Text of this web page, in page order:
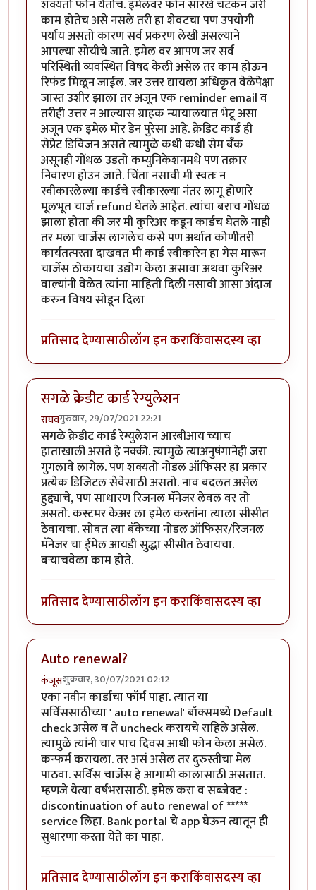
शक्यतो फोन येतोच. इमेलवर फोन सारखे चटकन जरी
काम होतेच असे नसले तरी हा शेवटचा पण उपयोगी
पर्याय असतो कारण सर्व प्रकरण लेखी असल्याने
आपल्या सोयीचे जाते. इमेल वर आपण जर सर्व
परिस्थिती व्यवस्थित विषद केली असेल तर काम होऊन
रिफंड मिळून जाईल. जर उत्तर द्यायला अधिकृत वेळेपेक्षा
जास्त उशीर झाला तर अजून एक reminder email व
तरीही उत्तर न आल्यास ग्राहक न्यायालयात भेटू असा
अजून एक इमेल मोर डेन पुरेसा आहे. क्रेडिट कार्ड ही
सेप्रेट डिविजन असते त्यामुळे कधी कधी सेम बँक
असूनही गोंधळ उडतो कम्युनिकेशनमधे पण तक्रार
निवारण होउन जाते. चिंता नसावी मी स्वतः न
स्वीकारलेल्या कार्डचे स्वीकारल्या नंतर लागू होणारे
मूलभूत चार्ज refund घेतले आहेत. त्यांचा बराच गोंधळ
झाला होता की जर मी कुरिअर कडून कार्डच घेतले नाही
तर मला चार्जेस लागलेच कसे पण अर्थात कोणीतरी
कार्यतत्परता दाखवत मी कार्ड स्वीकारेन हा गेस मारून
चार्जेस ठोकायचा उद्योग केला असावा अथवा कुरिअर
वाल्यांनी वेळेत त्यांना माहिती दिली नसावी आसा अंदाज
करुन विषय सोडून दिला
प्रतिसाद देण्यासाठीलॉग इन कराकिंवासदस्य व्हा
सगळे क्रेडीट कार्ड रेग्युलेशन
राघवगुरुवार, 29/07/2021 22:21
सगळे क्रेडीट कार्ड रेग्युलेशन आरबीआय च्याच
हाताखाली असते हे नक्की. त्यामुळे त्याअनुषंगानेही जरा
गुगलावे लागेल. पण शक्यतो नोडल ऑफिसर हा प्रकार
प्रत्येक डिजिटल सेवेसाठी असतो. नाव बदलत असेल
हुद्द्याचे, पण साधारण रिजनल मॅनेजर लेवल वर तो
असतो. कस्टमर केअर ला इमेल करतांना त्याला सीसीत
ठेवायचा. सोबत त्या बँकेच्या नोडल ऑफिसर/रिजनल
मॅनेजर चा ईमेल आयडी सुद्धा सीसीत ठेवायचा.
बर्‍याचवेळा काम होते.
प्रतिसाद देण्यासाठीलॉग इन कराकिंवासदस्य व्हा
Auto renewal?
कंजूसशुक्रवार, 30/07/2021 02:12
एका नवीन कार्डाचा फॉर्म पाहा. त्यात या
सर्विससाठीच्या ' auto renewal' बॉक्समध्ये Default
check असेल व ते uncheck करायचे राहिले असेल.
त्यामुळे त्यांनी चार पाच दिवस आधी फोन केला असेल.
कन्फर्म करायला. तर असं असेल तर दुरुस्तीचा मेल
पाठवा. सर्विस चार्जेस हे आगामी कालासाठी असतात.
म्हणजे येत्या वर्षभरासाठी. इमेल करा व सब्जेक्ट :
discontinuation of auto renewal of *****
service लिहा. Bank portal चे app घेऊन त्यातून ही
सुधारणा करता येते का पाहा.
प्रतिसाद देण्यासाठीलॉग इन कराकिंवासदस्य व्हा